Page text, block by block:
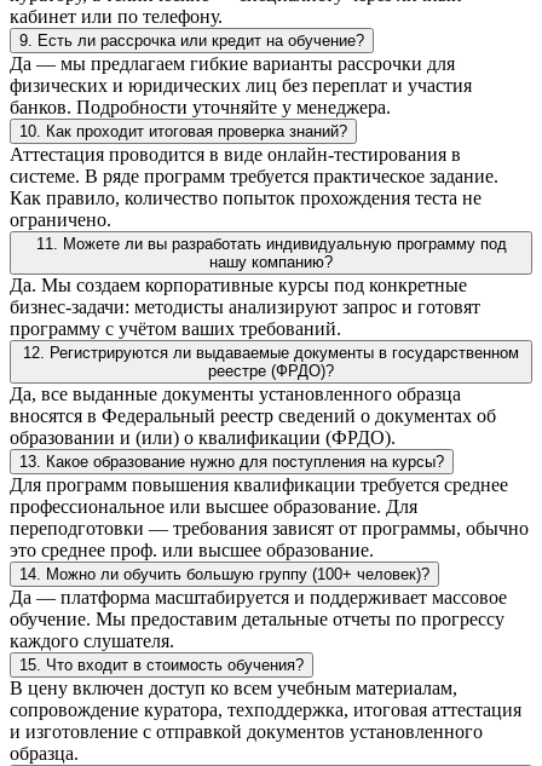
кабинет или по телефону.
9. Есть ли рассрочка или кредит на обучение?
Да — мы предлагаем гибкие варианты рассрочки для
физических и юридических лиц без переплат и участия
банков. Подробности уточняйте у менеджера.
10. Как проходит итоговая проверка знаний?
Аттестация проводится в виде онлайн-тестирования в
системе. В ряде программ требуется практическое задание.
Как правило, количество попыток прохождения теста не
ограничено.
11. Можете ли вы разработать индивидуальную программу под
нашу компанию?
Да. Мы создаем корпоративные курсы под конкретные
бизнес-задачи: методисты анализируют запрос и готовят
программу с учётом ваших требований.
12. Регистрируются ли выдаваемые документы в государственном
реестре (ФРДО)?
Да, все выданные документы установленного образца
вносятся в Федеральный реестр сведений о документах об
образовании и (или) о квалификации (ФРДО).
13. Какое образование нужно для поступления на курсы?
Для программ повышения квалификации требуется среднее
профессиональное или высшее образование. Для
переподготовки — требования зависят от программы, обычно
это среднее проф. или высшее образование.
14. Можно ли обучить большую группу (100+ человек)?
Да — платформа масштабируется и поддерживает массовое
обучение. Мы предоставим детальные отчеты по прогрессу
каждого слушателя.
15. Что входит в стоимость обучения?
В цену включен доступ ко всем учебным материалам,
сопровождение куратора, техподдержка, итоговая аттестация
и изготовление с отправкой документов установленного
образца.